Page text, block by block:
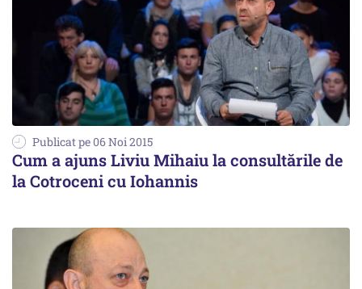
Publicat pe 06 Noi 2015
Cum a ajuns Liviu Mihaiu la consultările de
la Cotroceni cu Iohannis